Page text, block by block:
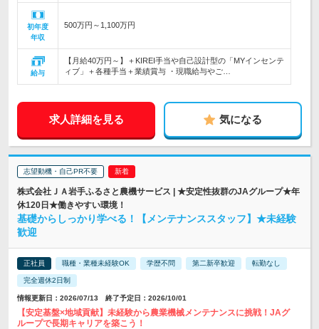
初年度
年収
500万円～1,100万円
給与
【月給40万円～】＋KIREI手当や自己設計型の「MYインセンテ
ィブ」＋各種手当＋業績賞与 ・現職給与やご…
求人詳細を見る 気になる
志望動機・自己PR不要
株式会社ＪＡ岩手ふるさと農機サービス | ★安定性抜群のJAグループ★年
休120日★働きやすい環境！
基礎からしっかり学べる！【メンテナンススタッフ】★未経験
歓迎
正社員 職種・業種未経験OK 学歴不問 第二新卒歓迎 転勤なし
完全週休2日制
情報更新日：2026/07/13 終了予定日：2026/10/01
【安定基盤×地域貢献】未経験から農業機械メンテナンスに挑戦！JAグ
ループで長期キャリアを築こう！